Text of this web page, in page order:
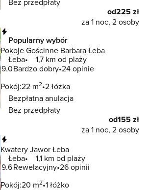
od225 zł
za 1 noc, 2 osoby
Popularny wybór
Pokoje Gościnne Barbara Łeba
Łeba
1,7 km od plaży
9.0Bardzo dobry 24 opinie
Pokój:22 m2 2 łóżka
Bezpłatna anulacja
Bez przedpłaty
od155 zł
za 1 noc, 2 osoby
Kwatery Jawor Łeba
Łeba
1,1 km od plaży
9.6Rewelacyjny 26 opinii
Pokój:20 m2 1 łóżko